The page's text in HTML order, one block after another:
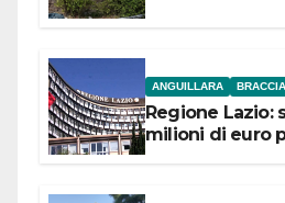
ANGUILLARA
Regione Lazio:
milioni di euro